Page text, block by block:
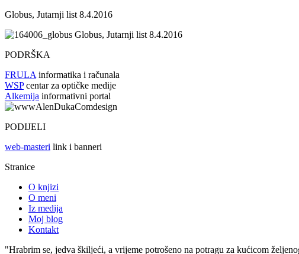
Globus, Jutarnji list 8.4.2016
Globus, Jutarnji list 8.4.2016
PODRŠKA
FRULA informatika i računala
WSPcentar za optičke medije
Alkemija informativni portal
PODIJELI
web-masteri link i banneri
Stranice
O knjizi
O meni
Iz medija
Moj blog
Kontakt
"Hrabrim se, jedva škiljeći, a vrijeme potrošeno na potragu za kućicom